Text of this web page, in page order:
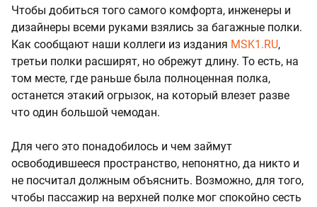
Чтобы добиться того самого комфорта, инженеры и
дизайнеры всеми руками взялись за багажные полки.
Как сообщают наши коллеги из издания MSK1.RU,
третьи полки расширят, но обрежут длину. То есть, на
том месте, где раньше была полноценная полка,
останется этакий огрызок, на который влезет разве
что один большой чемодан.
Для чего это понадобилось и чем займут
освободившееся пространство, непонятно, да никто и
не посчитал должным объяснить. Возможно, для того,
чтобы пассажир на верхней полке мог спокойно сесть